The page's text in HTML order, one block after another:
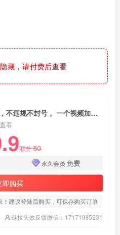
藏，请付费后查看
抖音最新自热模版引流技术，不违规不封号， 一个视频加爆你的微信
看
积分50
永久会员 免费
即购买
！建议登陆后购买，可保存购买订单
链接失效反馈微信：17171085231